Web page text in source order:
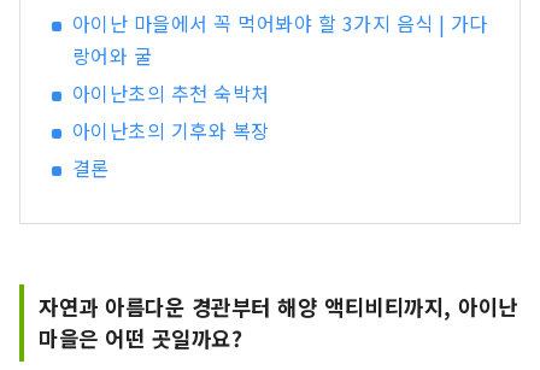
아이난 마을에서 꼭 먹어봐야 할 3가지 음식 | 가다
랑어와 굴
아이난초의 추천 숙박처
아이난초의 기후와 복장
결론
자연과 아름다운 경관부터 해양 액티비티까지, 아이난
마을은 어떤 곳일까요?